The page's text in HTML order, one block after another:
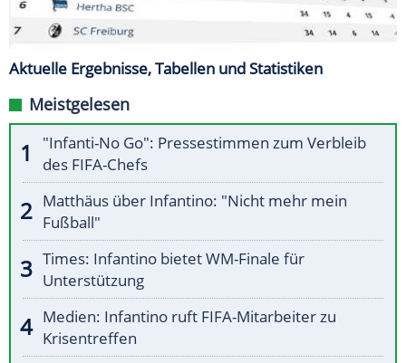
Aktuelle Ergebnisse, Tabellen und Statistiken
Meistgelesen
"Infanti-No Go": Pressestimmen zum Verbleib
des FIFA-Chefs
Matthäus über Infantino: "Nicht mehr mein
Fußball"
Times: Infantino bietet WM-Finale für
Unterstützung
Medien: Infantino ruft FIFA-Mitarbeiter zu
Krisentreffen